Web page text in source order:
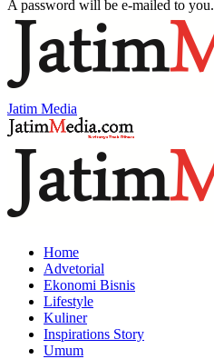
A password will be e-mailed to you.
Jatim Media
Home
Advetorial
Ekonomi Bisnis
Lifestyle
Kuliner
Inspirations Story
Umum